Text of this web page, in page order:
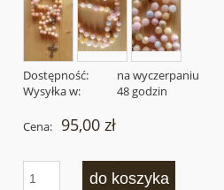
Dostępność:
na wyczerpaniu
Wysyłka w:
48 godzin
Cena: 95,00 zł
do koszyka